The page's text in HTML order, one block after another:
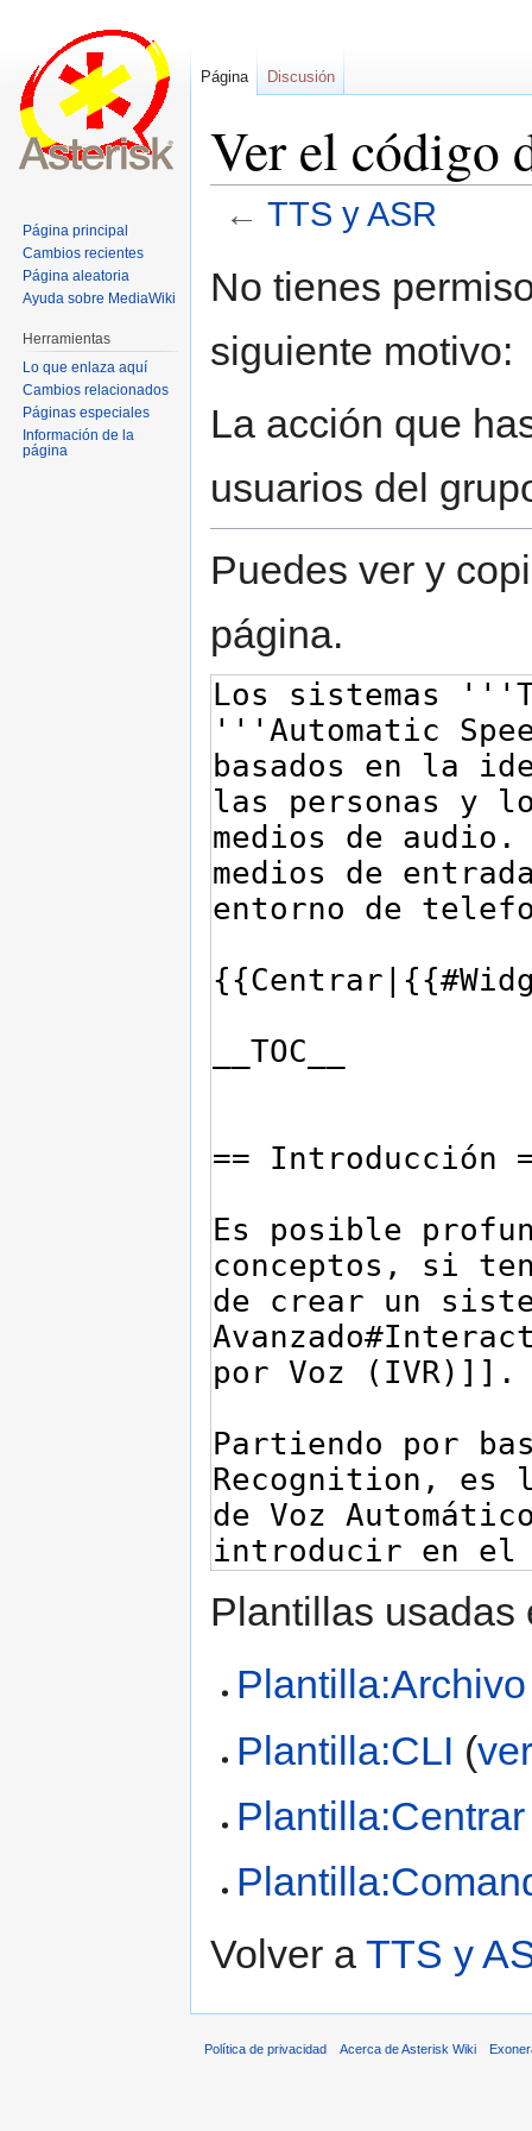
Ver el código
← TTS y ASR
navegación
búsqueda
No tienes
siguiente motivo:
La acción que
usuarios del
Puedes ver y
página.
Plantillas usadas
Plantilla:Archivo
Plantilla:CLI (
Plantilla:Centrar
Volver a TTS y
Página Discusión
Página principal
Cambios recientes
Página aleatoria
Ayuda sobre MediaWiki
Herramientas
Lo que enlaza aquí
Cambios relacionados
Páginas especiales
Información de la
página
Política de privacidad Acerca de Asterisk Wiki